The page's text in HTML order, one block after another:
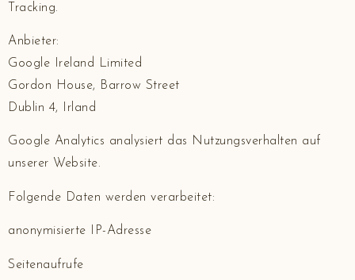
Tracking.
Anbieter:
Google Ireland Limited
Gordon House, Barrow Street
Dublin 4, Irland
Google Analytics analysiert das Nutzungsverhalten auf
unserer Website.
Folgende Daten werden verarbeitet:
anonymisierte IP-Adresse
Seitenaufrufe